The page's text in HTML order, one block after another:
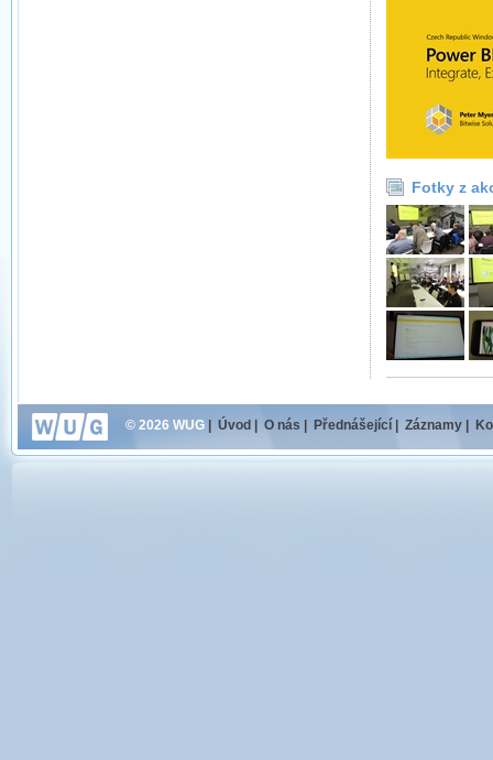
Fotky z
© 2026 WUG Úvod O nás Přednášející Záznamy